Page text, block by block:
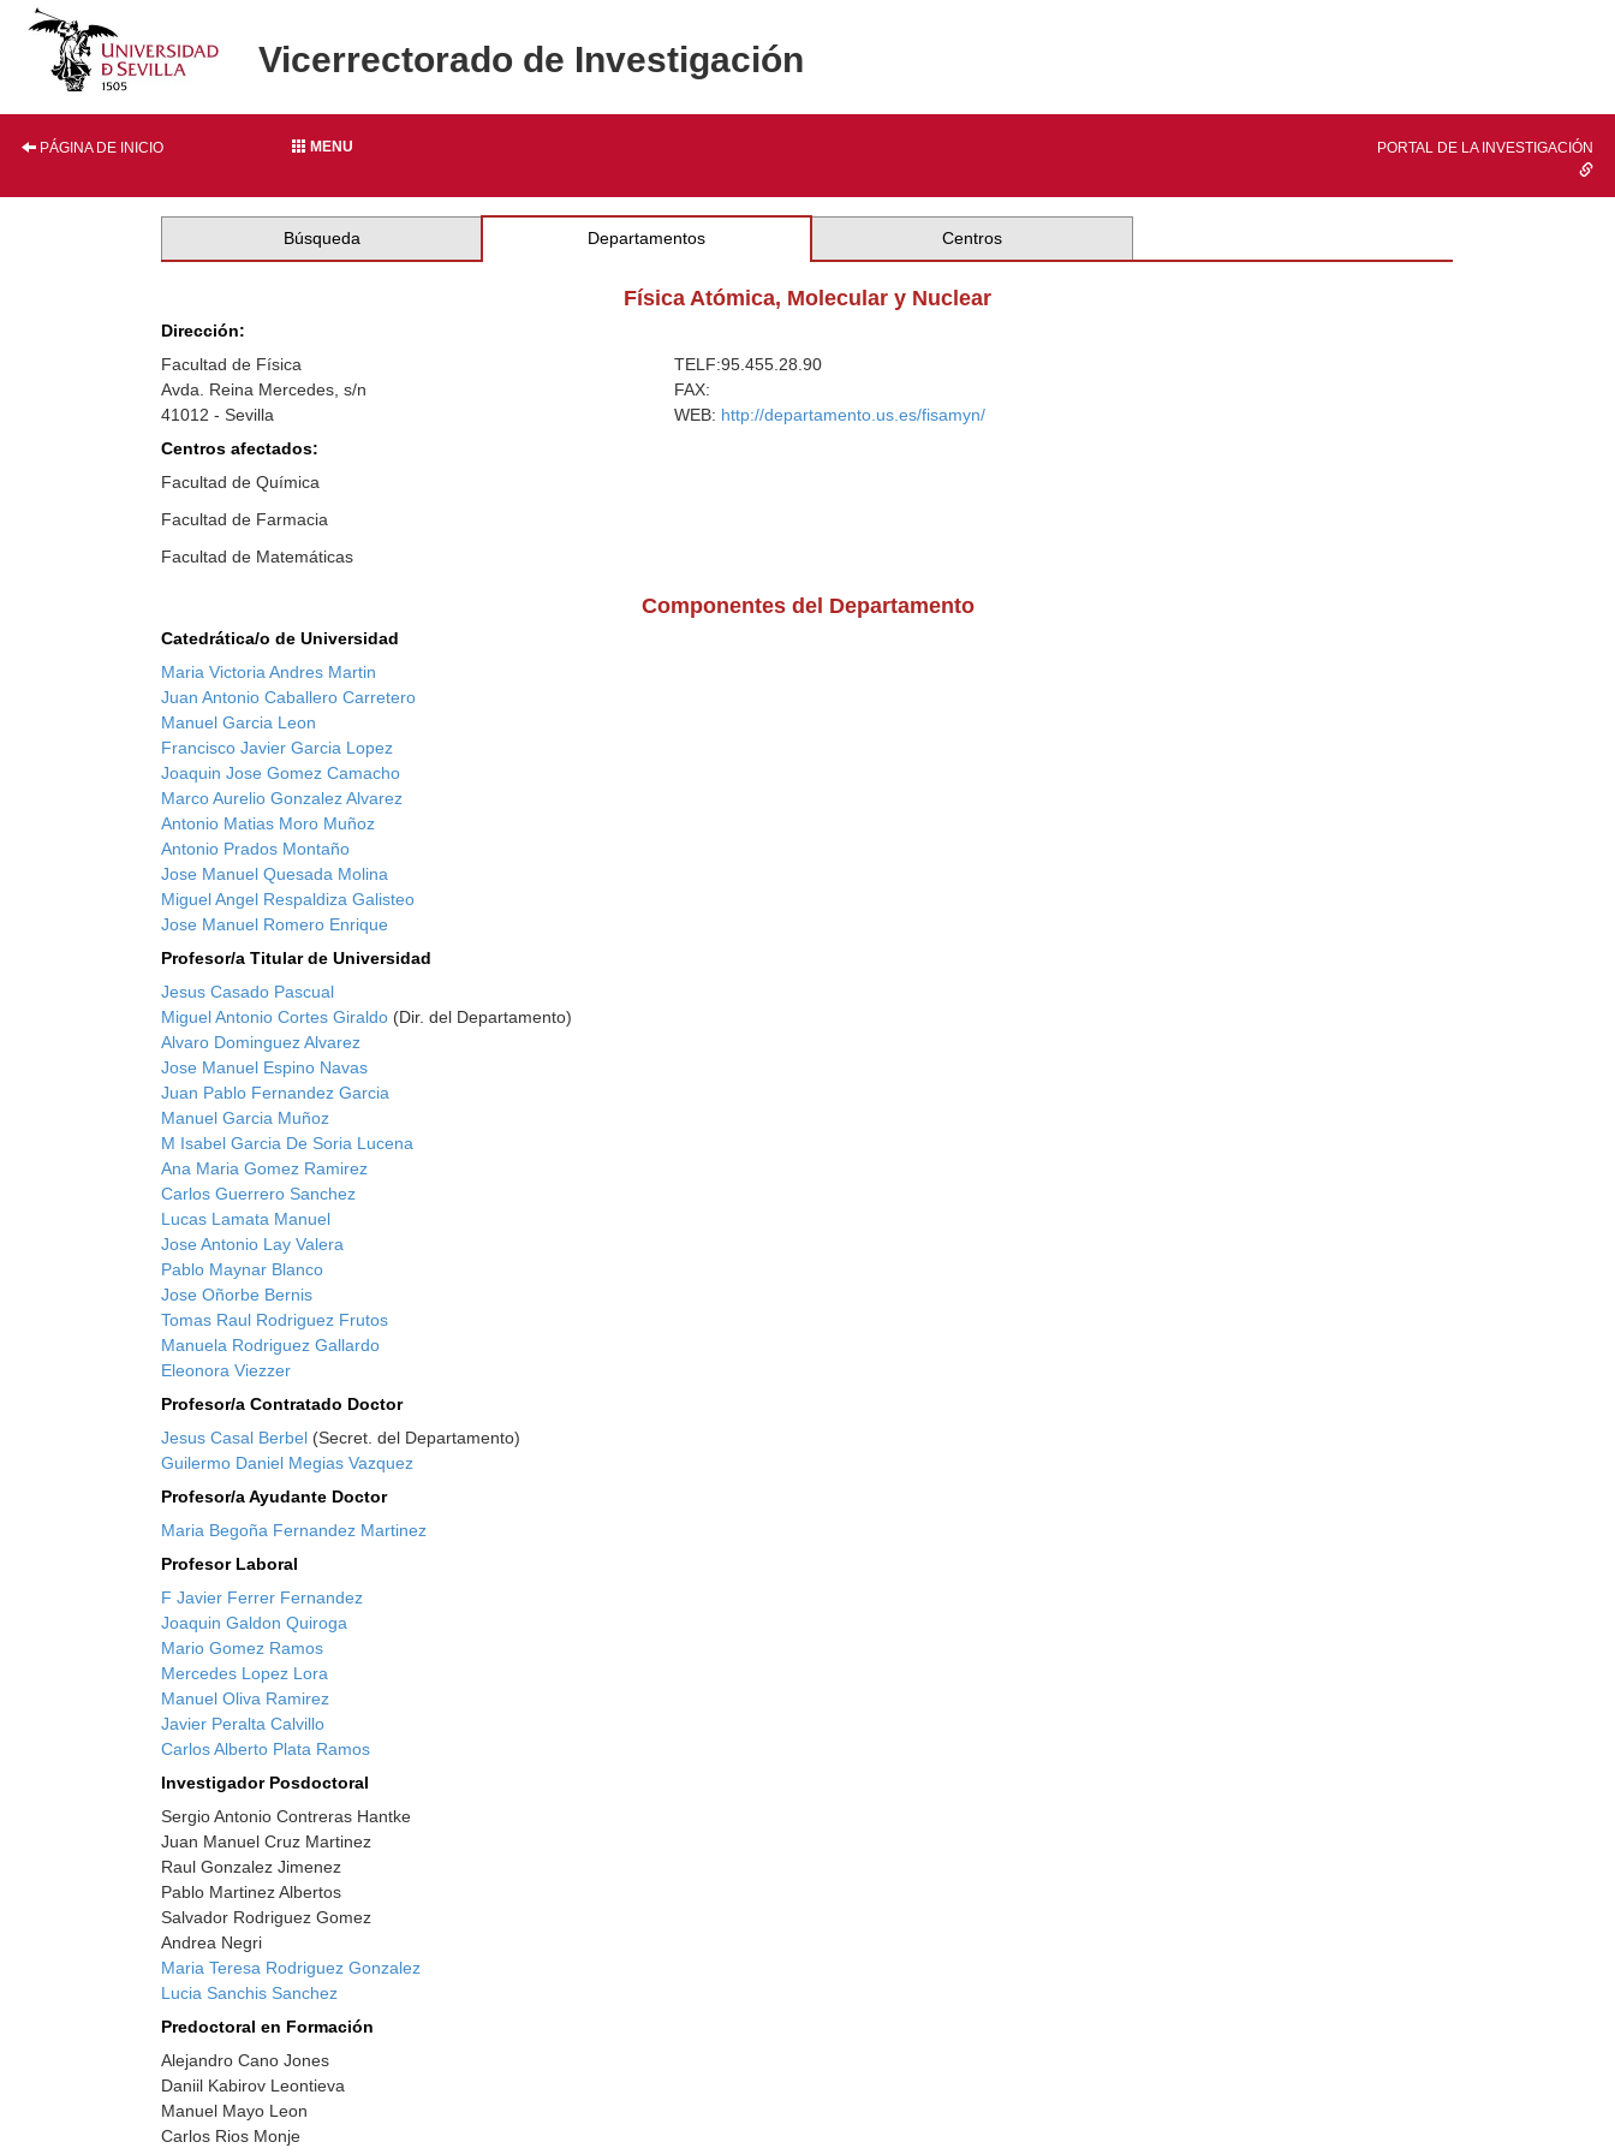
Vicerrectorado de Investigación
PÁGINA DE INICIO MENU PORTAL DE LA INVESTIGACIÓN
Búsqueda Departamentos Centros
Física Atómica, Molecular y Nuclear
Dirección:
Facultad de Física
Avda. Reina Mercedes, s/n
41012 - Sevilla
TELF:95.455.28.90
FAX:
WEB: http://departamento.us.es/fisamyn/
Centros afectados:
Facultad de Química
Facultad de Farmacia
Facultad de Matemáticas
Componentes del Departamento
Catedrática/o de Universidad
Maria Victoria Andres Martin
Juan Antonio Caballero Carretero
Manuel Garcia Leon
Francisco Javier Garcia Lopez
Joaquin Jose Gomez Camacho
Marco Aurelio Gonzalez Alvarez
Antonio Matias Moro Muñoz
Antonio Prados Montaño
Jose Manuel Quesada Molina
Miguel Angel Respaldiza Galisteo
Jose Manuel Romero Enrique
Profesor/a Titular de Universidad
Jesus Casado Pascual
Miguel Antonio Cortes Giraldo (Dir. del Departamento)
Alvaro Dominguez Alvarez
Jose Manuel Espino Navas
Juan Pablo Fernandez Garcia
Manuel Garcia Muñoz
M Isabel Garcia De Soria Lucena
Ana Maria Gomez Ramirez
Carlos Guerrero Sanchez
Lucas Lamata Manuel
Jose Antonio Lay Valera
Pablo Maynar Blanco
Jose Oñorbe Bernis
Tomas Raul Rodriguez Frutos
Manuela Rodriguez Gallardo
Eleonora Viezzer
Profesor/a Contratado Doctor
Jesus Casal Berbel (Secret. del Departamento)
Guilermo Daniel Megias Vazquez
Profesor/a Ayudante Doctor
Maria Begoña Fernandez Martinez
Profesor Laboral
F Javier Ferrer Fernandez
Joaquin Galdon Quiroga
Mario Gomez Ramos
Mercedes Lopez Lora
Manuel Oliva Ramirez
Javier Peralta Calvillo
Carlos Alberto Plata Ramos
Investigador Posdoctoral
Sergio Antonio Contreras Hantke
Juan Manuel Cruz Martinez
Raul Gonzalez Jimenez
Pablo Martinez Albertos
Salvador Rodriguez Gomez
Andrea Negri
Maria Teresa Rodriguez Gonzalez
Lucia Sanchis Sanchez
Predoctoral en Formación
Alejandro Cano Jones
Daniil Kabirov Leontieva
Manuel Mayo Leon
Carlos Rios Monje